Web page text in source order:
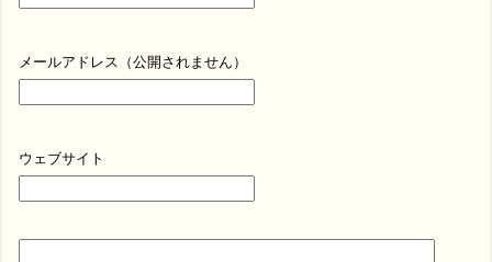
メールアドレス（公開されません）
ウェブサイト